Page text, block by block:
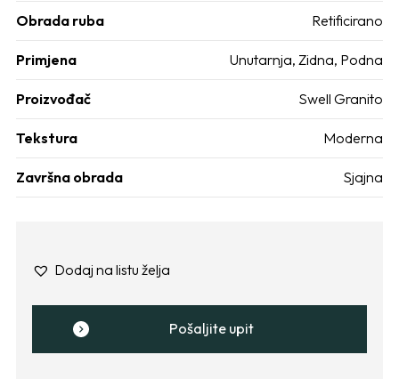
Obrada ruba Retificirano
Primjena Unutarnja, Zidna, Podna
Proizvođač Swell Granito
Tekstura Moderna
Završna obrada Sjajna
Dodaj na listu želja
Pošaljite upit